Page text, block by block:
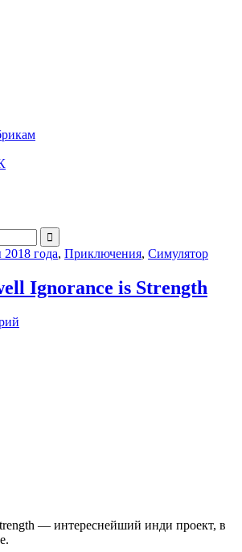
года, Приключения, Симулятор
Ignorance is Strength
— интереснейший инди проект, в